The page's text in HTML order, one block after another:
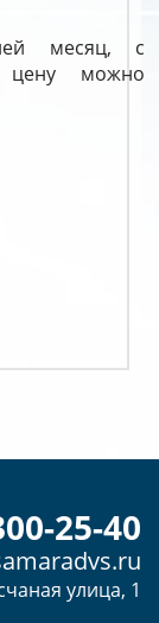
месяц, с
цену можно
25-40
улица, 1